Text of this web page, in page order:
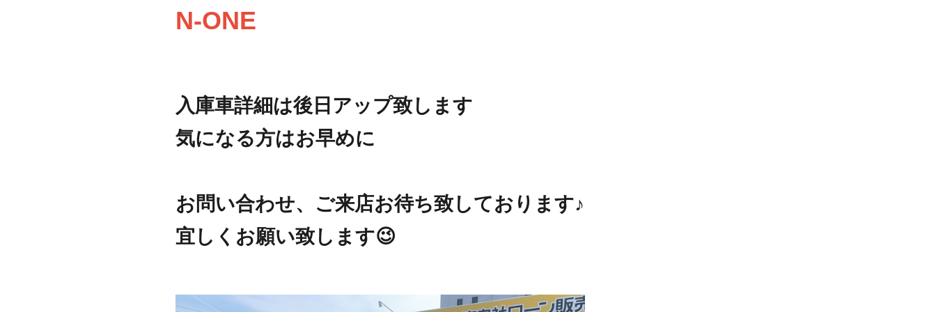
N-ONE
入庫車詳細は後日アップ致します
気になる方はお早めに
お問い合わせ、ご来店お待ち致しております♪
宜しくお願い致します😉